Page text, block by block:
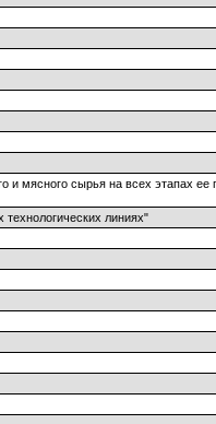
и мясного сырья на всех этапах ее
линиях"